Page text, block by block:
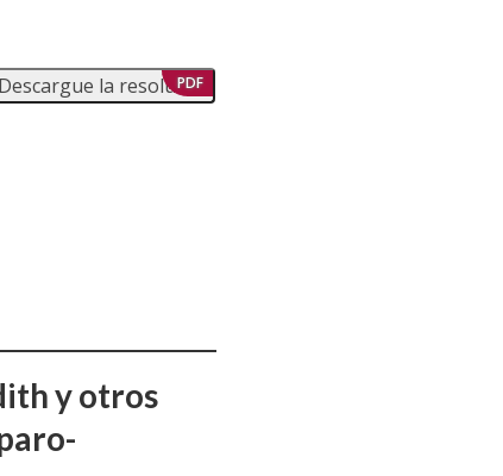
Descargue la resolución
PDF
y otros